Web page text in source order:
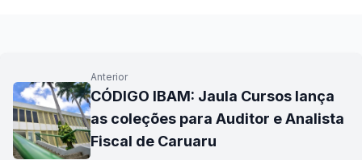
Anterior
CÓDIGO IBAM: Jaula Cursos lança
as coleções para Auditor e Analista
Fiscal de Caruaru